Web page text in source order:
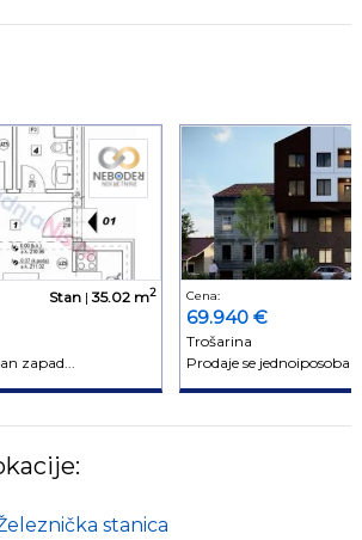
Stan|35.02 m2
zapad...
Cena:
69.940 €
Trošarina
Prodaje se jednoiposoban
stanica